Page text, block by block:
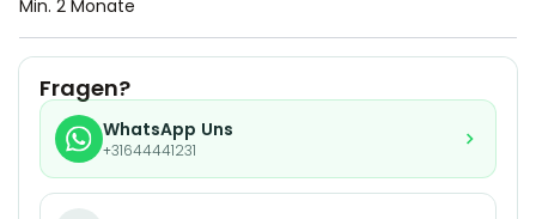
Min. 2 Monate
Fragen?
WhatsApp Uns
+31644441231